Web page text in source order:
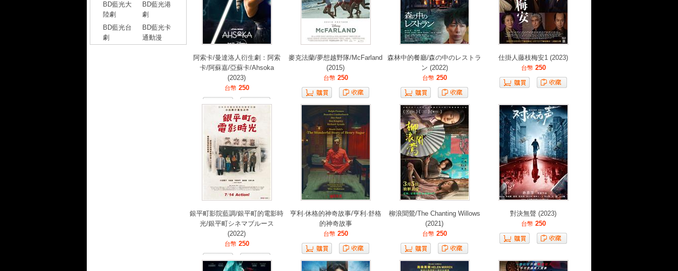
阿索卡/曼達洛人衍生劇：阿索
卡/阿蘇嘉/亞蘇卡/Ahsoka
(2023)
台幣 250
麥克法蘭/夢想越野隊/McFarland
(2015)
台幣 250
森林中的餐廳/森の中のレストラ
ン (2022)
台幣 250
仕掛人藤枝梅安1 (2023)
台幣 250
銀平町影院藍調/銀平町的電影時
光/銀平町シネマブルース
(2022)
台幣 250
亨利·休格的神奇故事/亨利·舒格
的神奇故事
台幣 250
柳浪聞鶯/The Chanting Willows
(2021)
台幣 250
對決無聲 (2023)
台幣 250
BD藍光大
陸劇
BD藍光港
劇
BD藍光台
劇
BD藍光卡
通動漫